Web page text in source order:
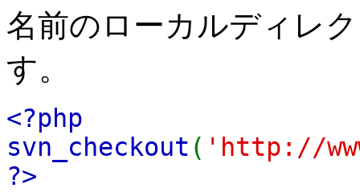
名前のローカルディレ
す。
<?php
svn_checkout ( 'http://
?>